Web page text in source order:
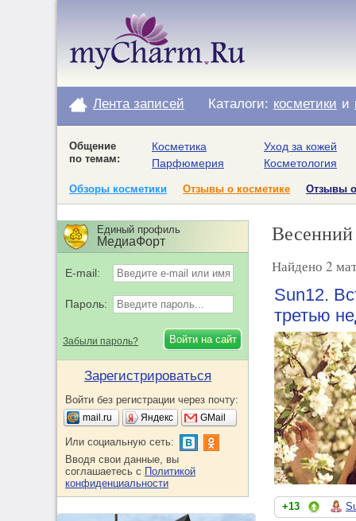
Лента записей Каталоги: косметики и
Общение
по темам:
Косметика
Парфюмерия
Уход за кожей
Косметология
Обзоры косметики Отзывы о косметике Отзывы
Найдено 2
Sun12.
третью
+13
Единый профиль
МедиаФорт
E-mail:
Пароль:
Забыли пароль?
Зарегистрироваться
Войти без регистрации через почту:
mail.ru Яндекс GMail
Или социальную сеть:
Вводя свои данные, вы
соглашаетесь с Политикой
конфиденциальности